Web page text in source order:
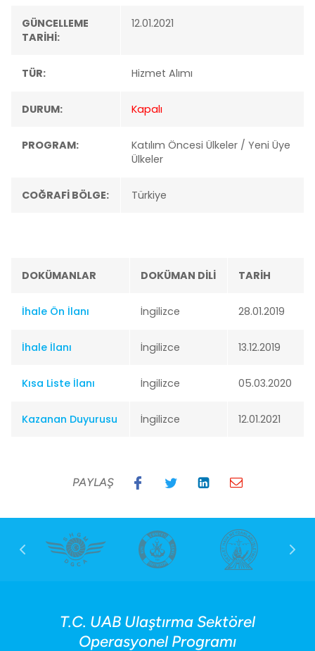
GÜNCELLEME
TARİHİ:
12.01.2021
TÜR: Hizmet Alımı
DURUM: Kapalı
PROGRAM:
Katılım Öncesi Ülkeler / Yeni Üye
Ülkeler
COĞRAFİ BÖLGE: Türkiye
DOKÜMANLAR DOKÜMAN DİLİ TARİH
İhale Ön İlanı İngilizce 28.01.2019
İhale İlanı İngilizce 13.12.2019
Kısa Liste İlanı İngilizce 05.03.2020
Kazanan Duyurusu İngilizce 12.01.2021
PAYLAŞ
T.C. UAB Ulaştırma Sektörel
Operasyonel Programı